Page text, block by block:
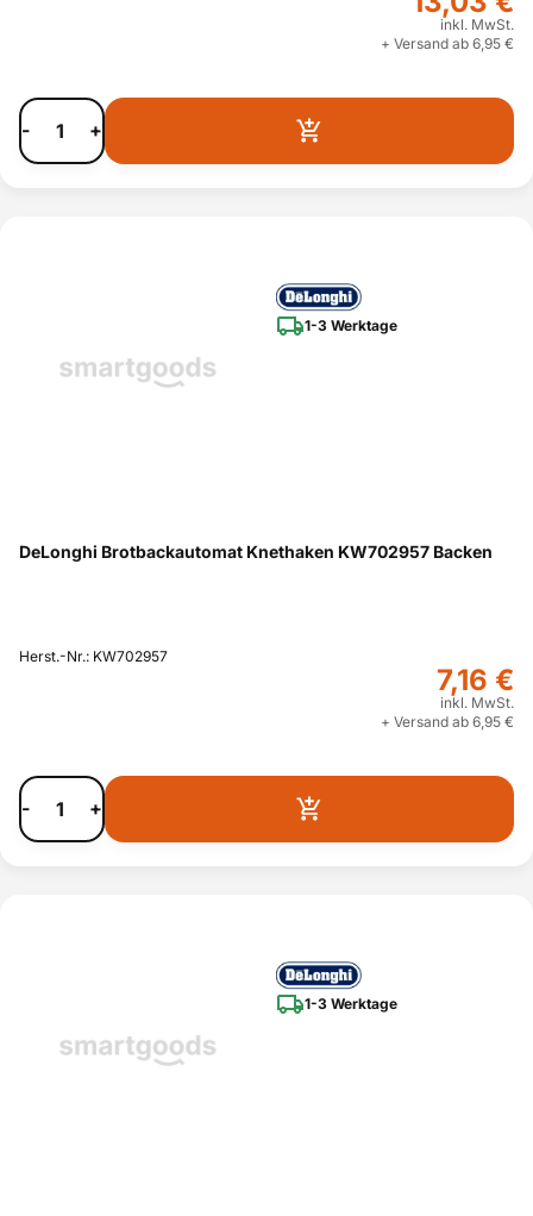
inkl. MwSt.
+ Versand ab 6,95 €
- +
1-3 Werktage
DeLonghi Brotbackautomat Knethaken KW702957 Backen
Herst.-Nr.: KW702957
7,16 €
inkl. MwSt.
+ Versand ab 6,95 €
- +
1-3 Werktage